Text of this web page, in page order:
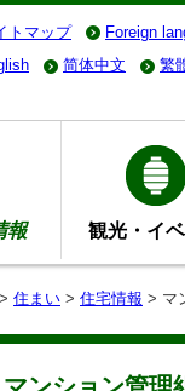
トマップ Foreign
简体中文 繁
報 観光・イ
> 住まい > 住宅情報 > マ